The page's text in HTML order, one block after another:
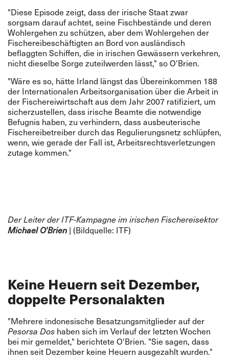
"Diese Episode zeigt, dass der irische Staat zwar
sorgsam darauf achtet, seine Fischbestände und deren
Wohlergehen zu schützen, aber dem Wohlergehen der
Fischereibeschäftigten an Bord von ausländisch
beflaggten Schiffen, die in irischen Gewässern verkehren,
nicht dieselbe Sorge zuteilwerden lässt," so O'Brien.
"Wäre es so, hätte Irland längst das Übereinkommen 188
der Internationalen Arbeitsorganisation über die Arbeit in
der Fischereiwirtschaft aus dem Jahr 2007 ratifiziert, um
sicherzustellen, dass irische Beamte die notwendige
Befugnis haben, zu verhindern, dass ausbeuterische
Fischereibetreiber durch das Regulierungsnetz schlüpfen,
wenn, wie gerade der Fall ist, Arbeitsrechtsverletzungen
zutage kommen."
Der Leiter der ITF-Kampagne im irischen Fischereisektor
Michael O'Brien | (Bildquelle: ITF)
Keine Heuern seit Dezember,
doppelte Personalakten
"Mehrere indonesische Besatzungsmitglieder auf der
Pesorsa Dos haben sich im Verlauf der letzten Wochen
bei mir gemeldet," berichtete O'Brien. "Sie sagen, dass
ihnen seit Dezember keine Heuern ausgezahlt wurden."